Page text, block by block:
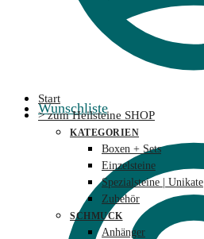
Wunschliste
Start
> zum Heilsteine SHOP
KATEGORIEN
Boxen + Sets
Einzelsteine
Spezialsteine | Unikate
Zubehör
SCHMUCK
Anhänger